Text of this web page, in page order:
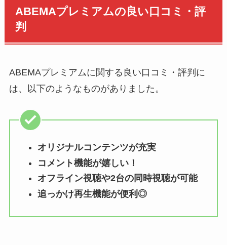
ABEMAプレミアムの良い口コミ・評
判
ABEMAプレミアムに関する良い口コミ・評判に
は、以下のようなものがありました。
オリジナルコンテンツが充実
コメント機能が嬉しい！
オフライン視聴や2台の同時視聴が可能
追っかけ再生機能が便利◎